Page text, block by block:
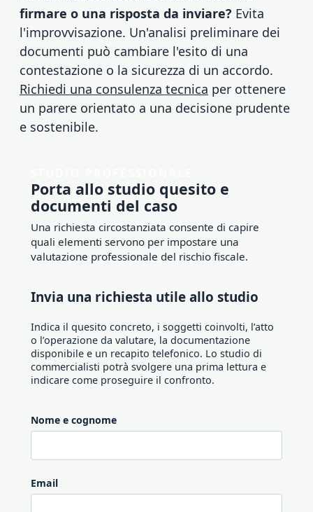
firmare o una risposta da inviare? Evita
l'improvvisazione. Un'analisi preliminare dei
documenti può cambiare l'esito di una
contestazione o la sicurezza di un accordo.
Richiedi una consulenza tecnica per ottenere
un parere orientato a una decisione prudente
e sostenibile.
Porta allo studio quesito e
documenti del caso
Una richiesta circostanziata consente di capire
quali elementi servono per impostare una
valutazione professionale del rischio fiscale.
Invia una richiesta utile allo studio
Indica il quesito concreto, i soggetti coinvolti, l’atto
o l’operazione da valutare, la documentazione
disponibile e un recapito telefonico. Lo studio di
commercialisti potrà svolgere una prima lettura e
indicare come proseguire il confronto.
Nome e cognome
Email